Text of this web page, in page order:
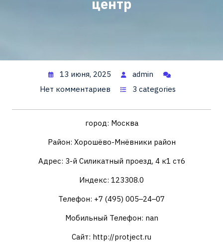
центр
13 июня, 2025
admin
Нет комментариев
3 categories
город: Москва
Район: Хорошёво-Мнёвники район
Адрес: 3-й Силикатный проезд, 4 к1 ст6
Индекс: 123308.0
Телефон: +7 (495) 005‒24‒07
Мобильный Телефон: nan
Сайт: http://protject.ru